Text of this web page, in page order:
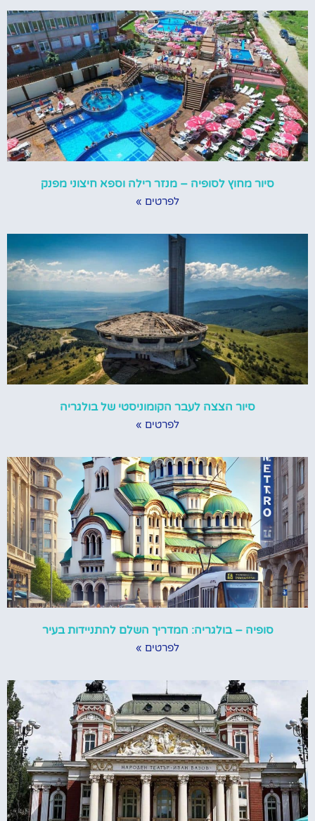
סיור מחוץ לסופיה – מנזר רילה וספא חיצוני מפנק
לפרטים »
סיור הצצה לעבר הקומוניסטי של בולגריה
לפרטים »
סופיה – בולגריה: המדריך השלם להתניידות בעיר
לפרטים »